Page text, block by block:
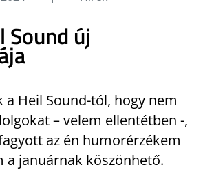
Sound új
a Heil Sound-tól, hogy nem
– velem ellentétben -,
az én humorérzékem
a januárnak köszönhető.